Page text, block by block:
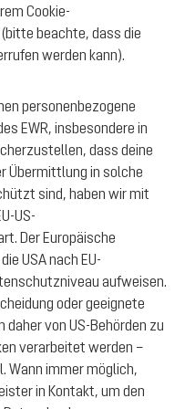
Cookie-
beachte, dass die
werden kann).
personenbezogene
EWR, insbesondere in
dass deine
Übermittlung in solche
sind, haben wir mit
US-
Der Europäische
USA nach EU-
aufweisen.
oder geeignete
daher von US-Behörden zu
verarbeitet werden –
Wann immer möglich,
in Kontakt, um den